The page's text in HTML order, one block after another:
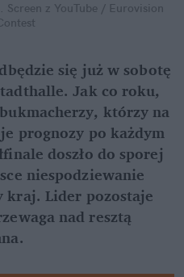
Screen z YouTube / Eurovision
się już w sobotę
Jak co roku,
którzy na
prognozy po każdym
doszło do sporej
niespodziewanie
kraj. Lider pozostaje
nad resztą